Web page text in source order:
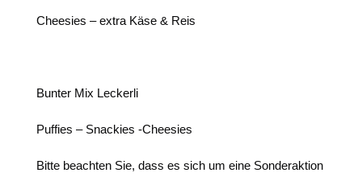
Cheesies – extra Käse & Reis
Bunter Mix Leckerli
Puffies – Snackies -Cheesies
Bitte beachten Sie, dass es sich um eine Sonderaktion